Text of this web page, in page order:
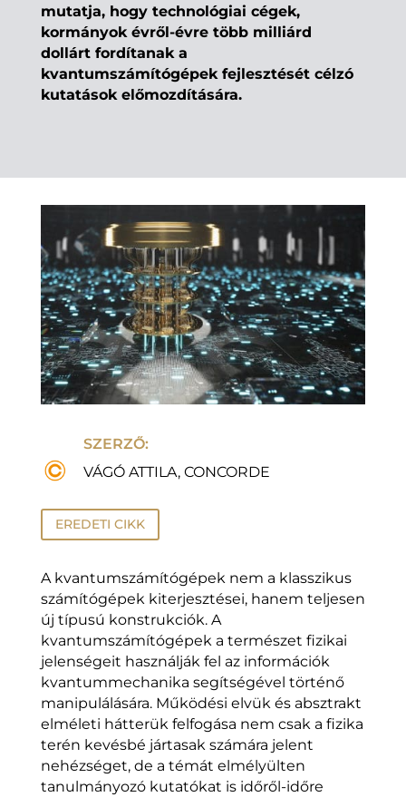
mutatja, hogy technológiai cégek,
kormányok évről-évre több milliárd
dollárt fordítanak a
kvantumszámítógépek fejlesztését célzó
kutatások előmozdítására.
SZERZŐ:
VÁGÓ ATTILA, CONCORDE
EREDETI CIKK
A kvantumszámítógépek nem a klasszikus
számítógépek kiterjesztései, hanem teljesen
új típusú konstrukciók. A
kvantumszámítógépek a természet fizikai
jelenségeit használják fel az információk
kvantummechanika segítségével történő
manipulálására. Működési elvük és absztrakt
elméleti hátterük felfogása nem csak a fizika
terén kevésbé jártasak számára jelent
nehézséget, de a témát elmélyülten
tanulmányozó kutatókat is időről-időre